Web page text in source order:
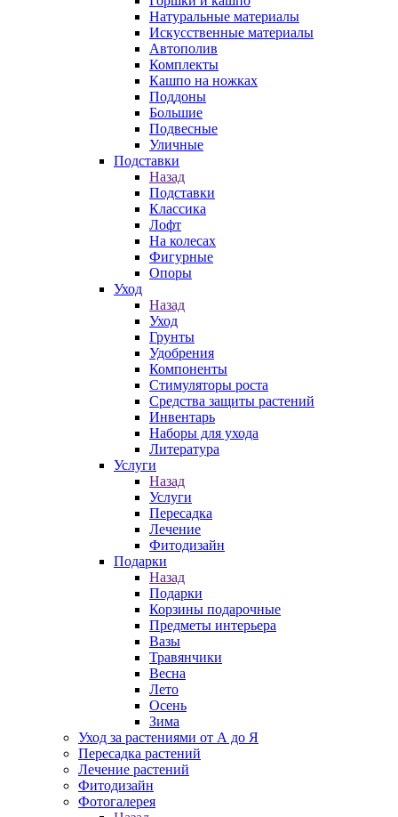
Натуральные материалы
Искусственные материалы
Автополив
Комплекты
Кашпо на ножках
Поддоны
Большие
Подвесные
Уличные
Подставки
Назад
Подставки
Классика
Лофт
На колесах
Фигурные
Опоры
Уход
Назад
Уход
Грунты
Удобрения
Компоненты
Стимуляторы роста
Средства защиты растений
Инвентарь
Наборы для ухода
Литература
Услуги
Назад
Услуги
Пересадка
Лечение
Фитодизайн
Подарки
Назад
Подарки
Корзины подарочные
Предметы интерьера
Вазы
Травянчики
Весна
Лето
Осень
Зима
Уход за растениями от А до Я
Пересадка растений
Лечение растений
Фитодизайн
Фотогалерея